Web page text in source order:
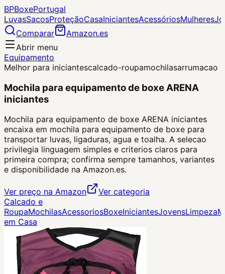
BPBoxePortugal
LuvasSacosProteçãoCasaIniciantesAcessóriosMulheres
Comparar
Amazon.es
Abrir menu
Equipamento
Melhor para iniciantescalcado-roupamochilasarrumacao
Mochila para equipamento de boxe ARENA
iniciantes
Mochila para equipamento de boxe ARENA iniciantes
encaixa em mochila para equipamento de boxe para
transportar luvas, ligaduras, agua e toalha. A selecao
privilegia linguagem simples e criterios claros para
primeira compra; confirma sempre tamanhos, variantes
e disponibilidade na Amazon.es.
Ver preço na Amazon
Ver categoria
Calcado e
RoupaMochilasAcessoriosBoxeIniciantesJovensLimpeza
em Casa